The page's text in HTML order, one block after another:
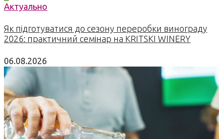
Актуально
Як підготуватися до сезону переробки винограду
2026: практичний семінар на KRITSKI WINERY
06.08.2026